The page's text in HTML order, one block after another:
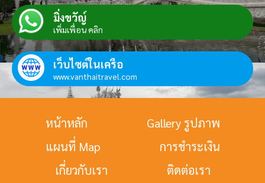
มิ่งขวัญ์
เพิ่มเพื่อน คลิก
เว็บไซต์ในเครือ
www.vanthaitravel.com
หน้าหลัก
Gallery รูปภาพ
แผนที่ Map
การชำระเงิน
เกี่ยวกับเรา
ติดต่อเรา